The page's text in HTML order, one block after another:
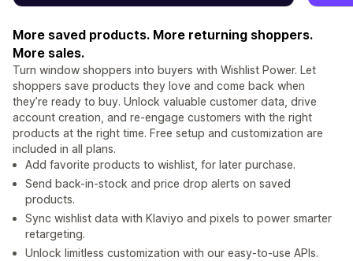
More saved products. More returning shoppers.
More sales.
Turn window shoppers into buyers with Wishlist Power. Let
shoppers save products they love and come back when
they’re ready to buy. Unlock valuable customer data, drive
account creation, and re-engage customers with the right
products at the right time. Free setup and customization are
included in all plans.
Add favorite products to wishlist, for later purchase.
Send back-in-stock and price drop alerts on saved
products.
Sync wishlist data with Klaviyo and pixels to power smarter
retargeting.
Unlock limitless customization with our easy-to-use APIs.